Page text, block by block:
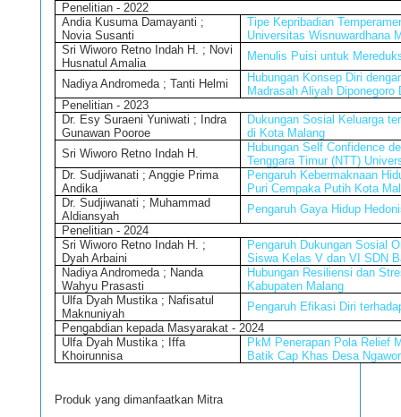
Penelitian - 2022
Andia Kusuma Damayanti ;
Novia Susanti
Tipe Kepribadian
Universitas Wisnuwardhana
Sri Wiworo Retno Indah H. ; Novi
Husnatul Amalia
Menulis Puisi untuk
Nadiya Andromeda ; Tanti Helmi
Hubungan Konsep Diri
Madrasah Aliyah
Penelitian - 2023
Dr. Esy Suraeni Yuniwati ; Indra
Gunawan Pooroe
Dukungan Sosial Keluarga
di Kota Malang
Sri Wiworo Retno Indah H.
Hubungan Self Confidence
Tenggara Timur (NTT)
Dr. Sudjiwanati ; Anggie Prima
Andika
Pengaruh Kebermaknaan
Puri Cempaka Putih Kota
Dr. Sudjiwanati ; Muhammad
Aldiansyah
Pengaruh Gaya Hidup
Penelitian - 2024
Sri Wiworo Retno Indah H. ;
Dyah Arbaini
Pengaruh Dukungan Sosial
Siswa Kelas V dan VI SDN
Nadiya Andromeda ; Nanda
Wahyu Prasasti
Hubungan Resiliensi dan
Kabupaten Malang
Ulfa Dyah Mustika ; Nafisatul
Maknuniyah
Pengaruh Efikasi Diri
Pengabdian kepada Masyarakat - 2024
Ulfa Dyah Mustika ; Iffa
Khoirunnisa
PkM Penerapan Pola Relief
Batik Cap Khas Desa
Produk yang dimanfaatkan Mitra